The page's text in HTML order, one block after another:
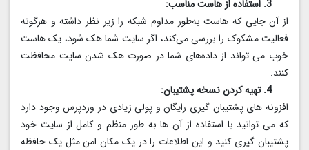
از آن جایی که هاست به‌طور مداوم شبکه را زیر نظر داشته و هرگونه
فعالیت مشکوک را بررسی می‌کند، اگر سایت شما هک شود، یک هاست
خوب می تواند از داده‌های شما در صورت هک شدن سایت محافظت
کنند.
افزونه های پشتیبان گیری رایگان و پولی زیادی در وردپرس وجود دارد
که می توانید با استفاده از آن ها به‌ طور منظم و کامل از سایت خود
پشتیبان گیری کنید و این اطلاعات را در یک مکان امن مثل یک حافظه